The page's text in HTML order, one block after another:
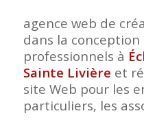
agence web de
dans la conception
professionnels à
Sainte Livière et
site Web pour les
particuliers, les